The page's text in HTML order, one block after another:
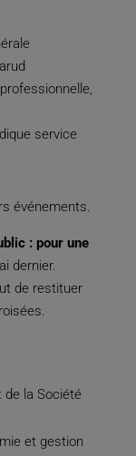
service
événements.
: pour une
dernier.
de restituer
de la Société
et gestion